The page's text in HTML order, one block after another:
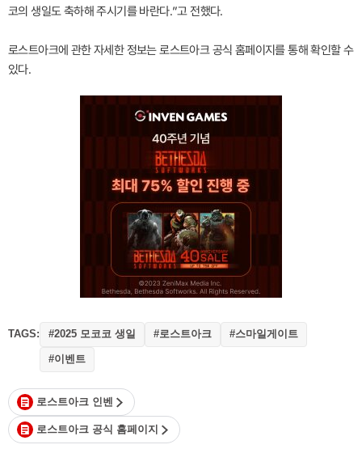
코의 생일도 축하해 주시기를 바란다.”고 전했다.
로스트아크에 관한 자세한 정보는 로스트아크 공식 홈페이지를 통해 확인할 수
있다.
TAGS: #2025 모코코 생일 #로스트아크 #스마일게이트
#이벤트
로스트아크 인벤
로스트아크 공식 홈페이지